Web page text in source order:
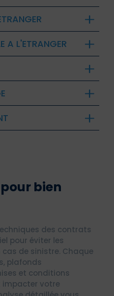
A L'ETRANGER
bien
des contrats
pour éviter les
de sinistre. Chaque
plafonds
et conditions
impacter votre